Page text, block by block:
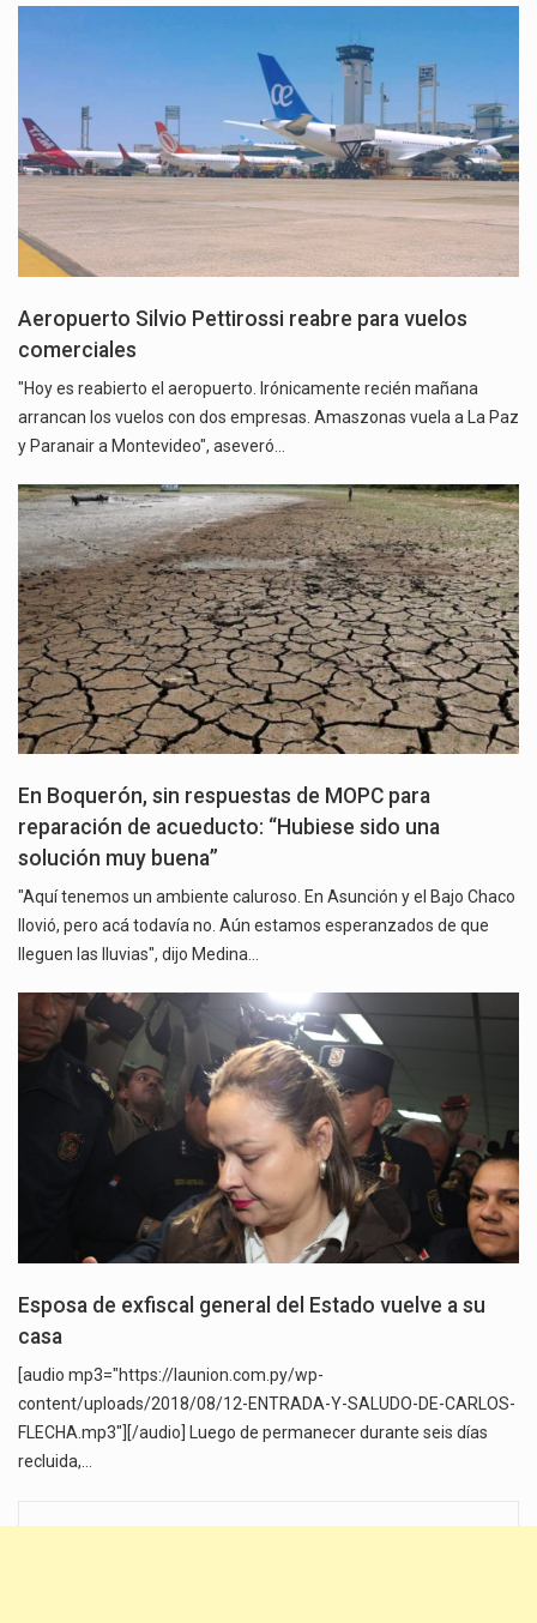
Aeropuerto Silvio Pettirossi reabre para vuelos
comerciales
"Hoy es reabierto el aeropuerto. Irónicamente recién mañana
arrancan los vuelos con dos empresas. Amaszonas vuela a La Paz
y Paranair a Montevideo", aseveró…
En Boquerón, sin respuestas de MOPC para
reparación de acueducto: “Hubiese sido una
solución muy buena”
"Aquí tenemos un ambiente caluroso. En Asunción y el Bajo Chaco
llovió, pero acá todavía no. Aún estamos esperanzados de que
lleguen las lluvias", dijo Medina…
Esposa de exfiscal general del Estado vuelve a su
casa
[audio mp3="https://launion.com.py/wp-
content/uploads/2018/08/12-ENTRADA-Y-SALUDO-DE-CARLOS-
FLECHA.mp3"][/audio] Luego de permanecer durante seis días
recluida,…